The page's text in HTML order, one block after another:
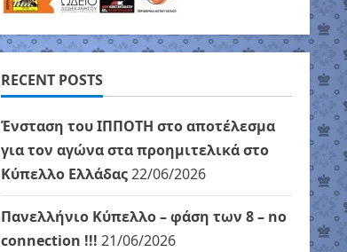
RECENT POSTS
Ένσταση του ΙΠΠΟΤΗ στο αποτέλεσμα
για τον αγώνα στα προημιτελικά στο
Κύπελλο Ελλάδας22/06/2026
Πανελλήνιο Κύπελλο – φάση των 8 – no
connection !!! 21/06/2026